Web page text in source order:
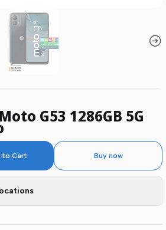
G53 1286GB 5G
to Cart Buy now